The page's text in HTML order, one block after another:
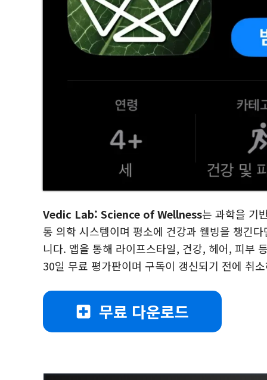
Vedic Lab: Science of Wellness는 과학을 기
통 의학 시스템이며 평소에 건강과 웰빙을 챙긴
니다. 앱을 통해 라이프스타일, 건강, 헤어, 피부
30일 무료 평가판이며 구독이 갱신되기 전에 취
무료 다운로드